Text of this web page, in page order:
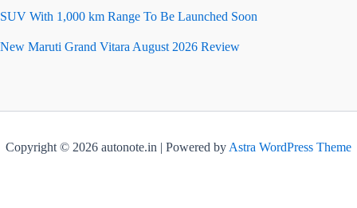
SUV With 1,000 km Range To Be Launched Soon
New Maruti Grand Vitara August 2026 Review
Copyright © 2026 autonote.in | Powered by Astra WordPress Theme